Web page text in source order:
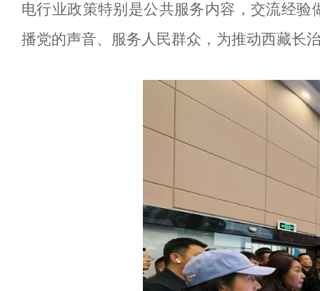
电行业政策特别是公共服务内容，交流经
播党的声音、服务人民群众，为推动西藏长